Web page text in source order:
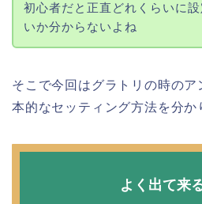
初心者だと正直どれくらいに
いか分からないよね
そこで今回はグラトリの時のア
本的なセッティング方法を分か
よく出て来